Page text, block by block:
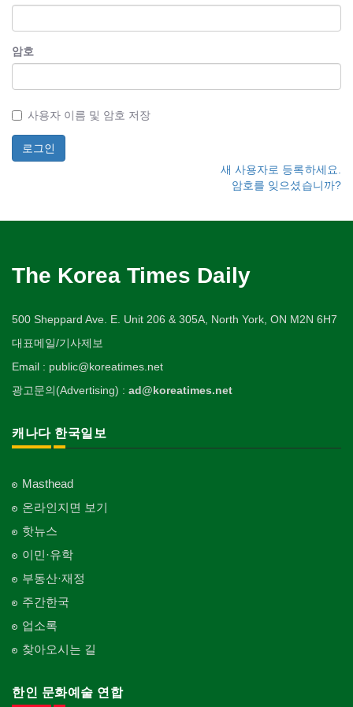
암호
사용자 이름 및 암호 저장
새 사용자로 등록하세요.
암호를 잊으셨습니까?
The Korea Times Daily
500 Sheppard Ave. E. Unit 206 & 305A, North York, ON M2N 6H7
대표메일/기사제보
Email : public@koreatimes.net
광고문의(Advertising) : ad@koreatimes.net
캐나다 한국일보
Masthead
온라인지면 보기
핫뉴스
이민·유학
부동산·재정
주간한국
업소록
찾아오시는 길
한인 문화예술 연합